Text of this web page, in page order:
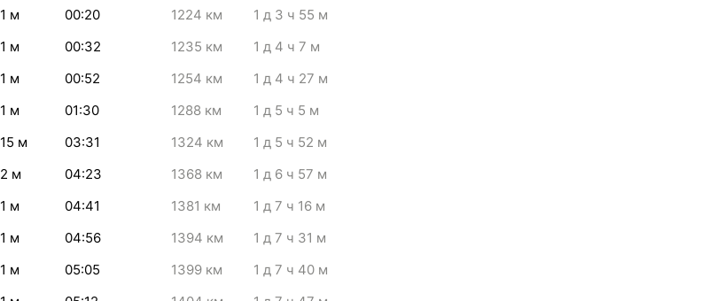
1 м 00:20 1224 км 1 д 3 ч 55 м
1 м 00:32 1235 км 1 д 4 ч 7 м
1 м 00:52 1254 км 1 д 4 ч 27 м
1 м 01:30 1288 км 1 д 5 ч 5 м
15 м 03:31 1324 км 1 д 5 ч 52 м
2 м 04:23 1368 км 1 д 6 ч 57 м
1 м 04:41 1381 км 1 д 7 ч 16 м
1 м 04:56 1394 км 1 д 7 ч 31 м
1 м 05:05 1399 км 1 д 7 ч 40 м